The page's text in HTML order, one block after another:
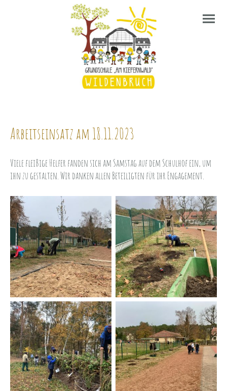
Arbeitseinsatz am 18.11.2023
Viele fleißige Helfer fanden sich am Samstag auf dem Schulhof ein, um
ihn zu gestalten. Wir danken allen Beteiligten für ihr Engagement.